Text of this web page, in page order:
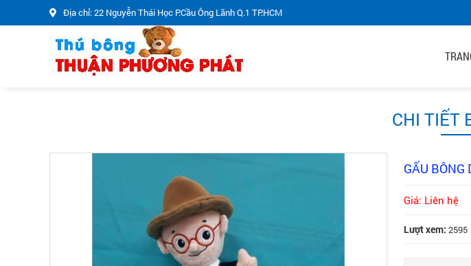
Địa chỉ: 22 Nguyễn Thái Học P.Cầu Ông Lãnh Q.1 TP.HCM
CHI TIẾT
GẤU BÔNG
Giá: Liên hệ
Lượt xem: 2595